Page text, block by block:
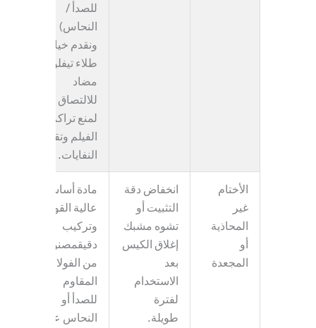
للصدأ /
النحاس)
ونقدم خيارًا
طلاء تيفلون
مضاد
للالتصاق
لمنع تراكم
الفيلم وتقليل
النفايات.
الأختام
غير
المحاذية
أو
المجعدة
انخفاض دقة
التثبيت أو
تشوه مشبك
إغلاق الكيس
بعد
الاستخدام
لفترة
طويلة.
مادة أساسية
عالية القوة
وتركيب
دقيقمصنوع
من الفولاذ
المقاوم
للصدأ أو
النحاس عالي